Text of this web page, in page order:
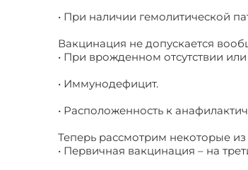
• При наличии гемолитической
Вакцинация не допускается
• При врожденном отсутствии
• Иммунодефицит.
• Расположенность к
Теперь рассмотрим некоторые
• Первичная вакцинация – на